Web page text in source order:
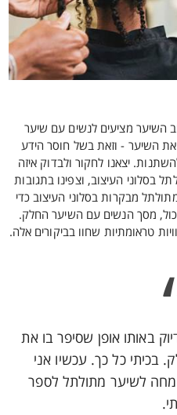
השיער מציעים לנשים עם שיער
השיער - וזאת בשל חוסר הידע
יצאנו לחקור ולבדוק איזה
בסלוני העיצוב, וצפינו בתגובות
המתולתל מבקרות בסלוני העיצוב כדי
לעומת 40% בסך הכול, מסך הנשים עם השיער החלק.
טראומתיות שחוו בביקורים אלה.
באותו אופן שסיפר בו את
בכיתי כל כך. עכשיו אני
לשיער מתולתל לספר